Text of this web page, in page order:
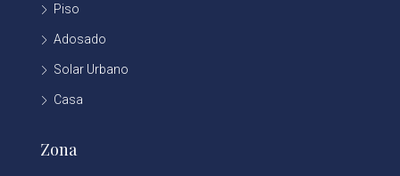
Piso
Adosado
Solar Urbano
Casa
Zona